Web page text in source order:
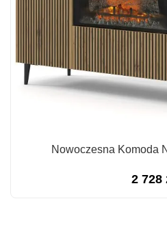
Nowoczesna Komoda
2 728